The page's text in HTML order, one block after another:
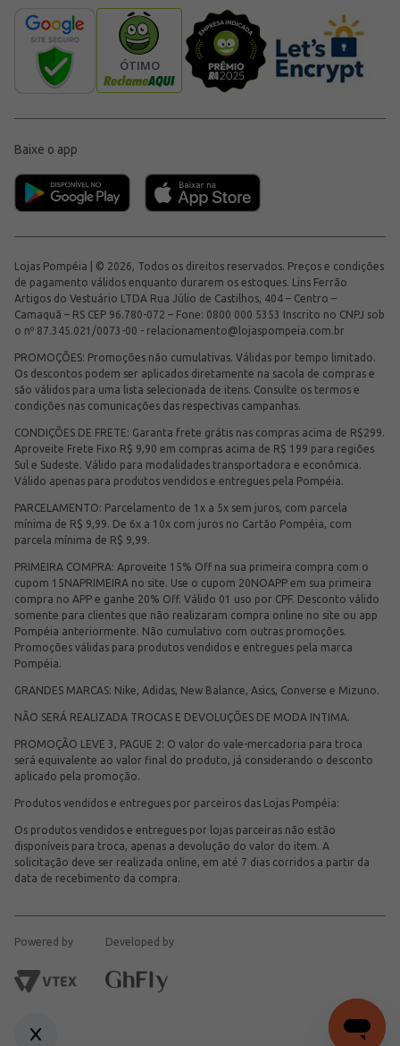
Baixe o app
Lojas Pompéia | © 2026, Todos os direitos reservados. Preços e condições
de pagamento válidos enquanto durarem os estoques. Lins Ferrão
Artigos do Vestuário LTDA Rua Júlio de Castilhos, 404 – Centro –
Camaquã – RS CEP 96.780-072 – Fone: 0800 000 5353 Inscrito no CNPJ sob
o nº 87.345.021/0073-00 - relacionamento@lojaspompeia.com.br
PROMOÇÕES: Promoções não cumulativas. Válidas por tempo limitado.
Os descontos podem ser aplicados diretamente na sacola de compras e
são válidos para uma lista selecionada de itens. Consulte os termos e
condições nas comunicações das respectivas campanhas.
CONDIÇÕES DE FRETE: Garanta frete grátis nas compras acima de R$299.
Aproveite Frete Fixo R$ 9,90 em compras acima de R$ 199 para regiões
Sul e Sudeste. Válido para modalidades transportadora e econômica.
Válido apenas para produtos vendidos e entregues pela Pompéia.
PARCELAMENTO: Parcelamento de 1x a 5x sem juros, com parcela
mínima de R$ 9,99. De 6x a 10x com juros no Cartão Pompéia, com
parcela mínima de R$ 9,99.
PRIMEIRA COMPRA: Aproveite 15% Off na sua primeira compra com o
cupom 15NAPRIMEIRA no site. Use o cupom 20NOAPP em sua primeira
compra no APP e ganhe 20% Off. Válido 01 uso por CPF. Desconto válido
somente para clientes que não realizaram compra online no site ou app
Pompéia anteriormente. Não cumulativo com outras promoções.
Promoções válidas para produtos vendidos e entregues pela marca
Pompéia.
GRANDES MARCAS: Nike, Adidas, New Balance, Asics, Converse e Mizuno.
NÃO SERÁ REALIZADA TROCAS E DEVOLUÇÕES DE MODA INTIMA.
PROMOÇÃO LEVE 3, PAGUE 2: O valor do vale-mercadoria para troca
será equivalente ao valor final do produto, já considerando o desconto
aplicado pela promoção.
Produtos vendidos e entregues por parceiros das Lojas Pompéia:
Os produtos vendidos e entregues por lojas parceiras não estão
disponíveis para troca, apenas a devolução do valor do item. A
solicitação deve ser realizada online, em até 7 dias corridos a partir da
data de recebimento da compra.
Powered by Developed by